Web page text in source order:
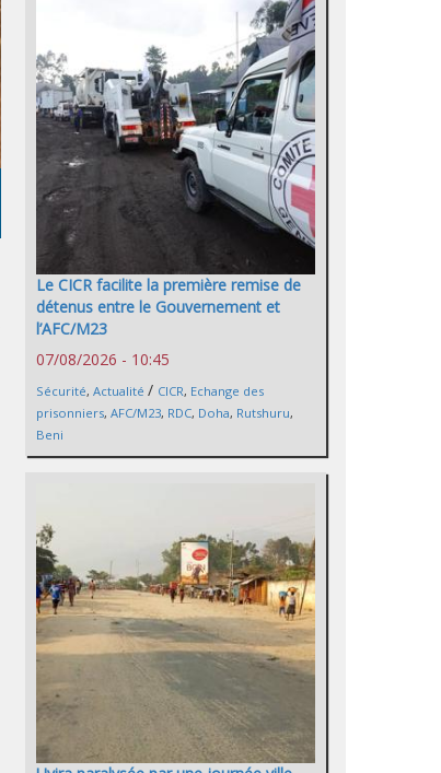
Le CICR facilite la première remise de
détenus entre le Gouvernement et
l’AFC/M23
07/08/2026 - 10:45
Sécurité, Actualité / CICR, Echange des
prisonniers, AFC/M23, RDC, Doha, Rutshuru,
Beni